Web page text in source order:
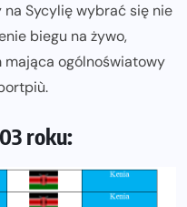
na Sycylię wybrać się nie
biegu na żywo,
ogólnoświatowy
roku: